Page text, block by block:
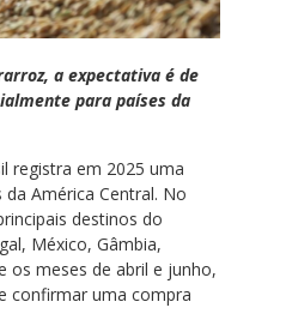
a expectativa é de
para países da
registra em 2025 uma
América Central. No
destinos do
México, Gâmbia,
os meses de abril e junho,
confirmar uma compra